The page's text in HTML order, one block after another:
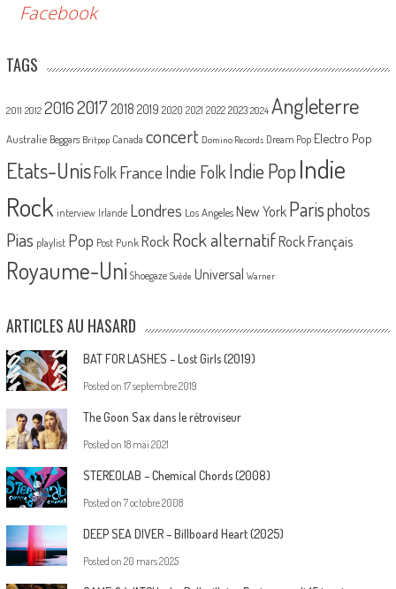
Facebook
TAGS
2011 2012 20162017 2018 2019 2020 2021 2022 2023 2024 Angleterre
Australie Beggars Britpop Canada concert Domino Records Dream Pop Electro Pop
Etats-UnisFolk France Indie Folk Indie PopIndie
Rock interview Irlande Londres Los Angeles New York Parisphotos
Pias playlist Pop Post Punk Rock Rock alternatif Rock Français
Royaume-Uni Shoegaze Suède Universal Warner
ARTICLES AU HASARD
BAT FOR LASHES – Lost Girls (2019)
Posted on 17 septembre 2019
The Goon Sax dans le rétroviseur
Posted on 18 mai 2021
STEREOLAB – Chemical Chords (2008)
Posted on 7 octobre 2008
DEEP SEA DIVER – Billboard Heart (2025)
Posted on 20 mars 2025